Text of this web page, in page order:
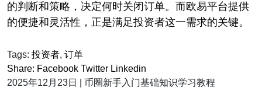
的判断和策略，决定何时关闭订单。而欧易平台提供
的便捷和灵活性，正是满足投资者这一需求的关键。
Tags: 投资者, 订单
Share: Facebook Twitter Linkedin
2025年12月23日
币圈新手入门基础知识学习教程